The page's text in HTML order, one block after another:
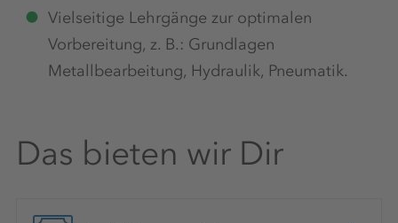
Vielseitige Lehrgänge zur optimalen
Vorbereitung, z. B.: Grundlagen
Metallbearbeitung, Hydraulik, Pneumatik.
Das bieten wir Dir